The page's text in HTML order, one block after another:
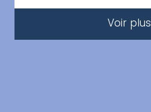
Voir plus